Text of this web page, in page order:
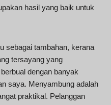
hasil yang baik untuk
sebagai tambahan, kerana
tersayang yang
dengan banyak
saya. Menyambung adalah
praktikal. Pelanggan